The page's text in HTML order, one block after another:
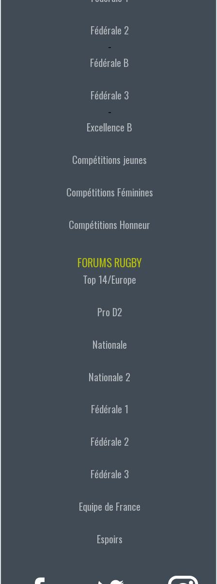
Fédérale 2
-
Fédérale B
Fédérale 3
-
Excellence B
Compétitions jeunes
Compétitions Féminines
Compétitions Honneur
FORUMS RUGBY
Top 14/Europe
Pro D2
Nationale
Nationale 2
Fédérale 1
Fédérale 2
Fédérale 3
Equipe de France
Espoirs